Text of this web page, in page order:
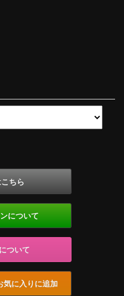
ちら
について
ついて
に入りに追加